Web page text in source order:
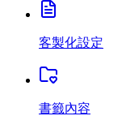
客製化設定
書籤內容